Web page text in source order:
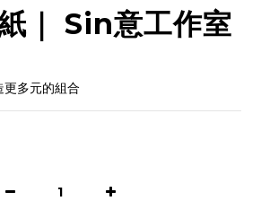
｜ Sin意工作室
多元的組合